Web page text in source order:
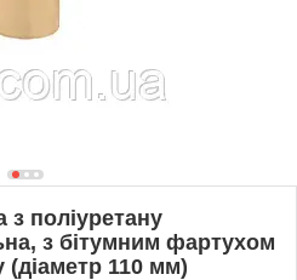
з поліуретану
з бітумним фартухом
(діаметр 110 мм)